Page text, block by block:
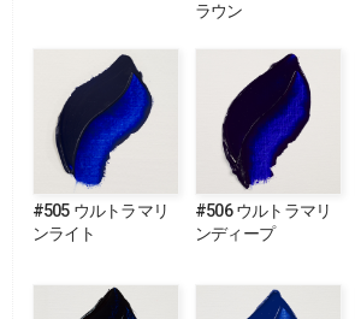
ラウン
#505 ウルトラマリ
ンライト
#506 ウルトラマリ
ンディープ